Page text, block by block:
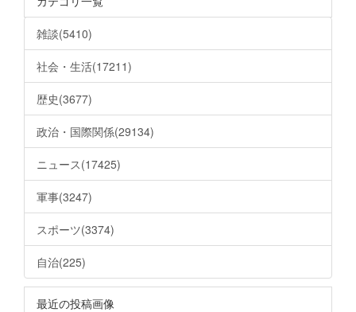
雑談(5410)
社会・生活(17211)
歴史(3677)
政治・国際関係(29134)
ニュース(17425)
軍事(3247)
スポーツ(3374)
自治(225)
最近の投稿画像